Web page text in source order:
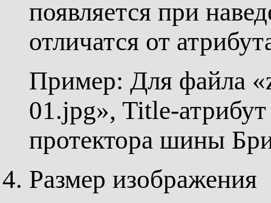
появляется при
отличатся от
Пример: Для файла
01.jpg», Title-
протектора шины
Размер изображения